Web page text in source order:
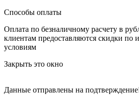
Способы оплаты
Оплата по безналичному расчету в
клиентам предоставляются скидки по
условиям
Закрыть это окно
Данные отправлены на